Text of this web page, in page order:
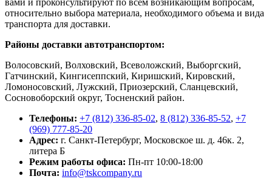
вами и проконсультируют по всем возникающим вопросам,
относительно выбора материала, необходимого объема и вида
транспорта для доставки.
Районы доставки автотранспортом:
Волосовский, Волховский, Всеволожский, Выборгский,
Гатчинский, Кингисеппский, Киришский, Кировский,
Ломоносовский, Лужский, Приозерский, Сланцевский,
Сосновоборский округ, Тосненский район.
Телефоны: +7 (812) 336-85-02, 8 (812) 336-85-52, +7
(969) 777-85-20
Адрес: г. Санкт-Петербург, Московское ш. д. 46к. 2,
литера Б
Режим работы офиса: Пн-пт 10:00-18:00
Почта: info@tskcompany.ru